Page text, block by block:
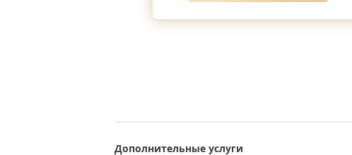
Дополнительные услуги